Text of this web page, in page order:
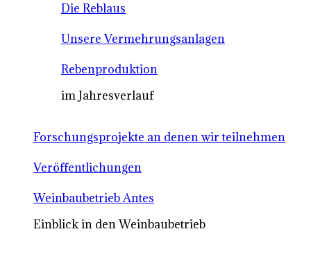
Die Reblaus
Unsere Vermehrungsanlagen
Rebenproduktion
im Jahresverlauf
Forschungsprojekte an denen wir teilnehmen
Veröffentlichungen
Weinbaubetrieb Antes
Einblick in den Weinbaubetrieb